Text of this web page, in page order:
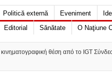
Politică externă Eveniment
Editorial Sănătate O Naţiune
θέση από το IGT